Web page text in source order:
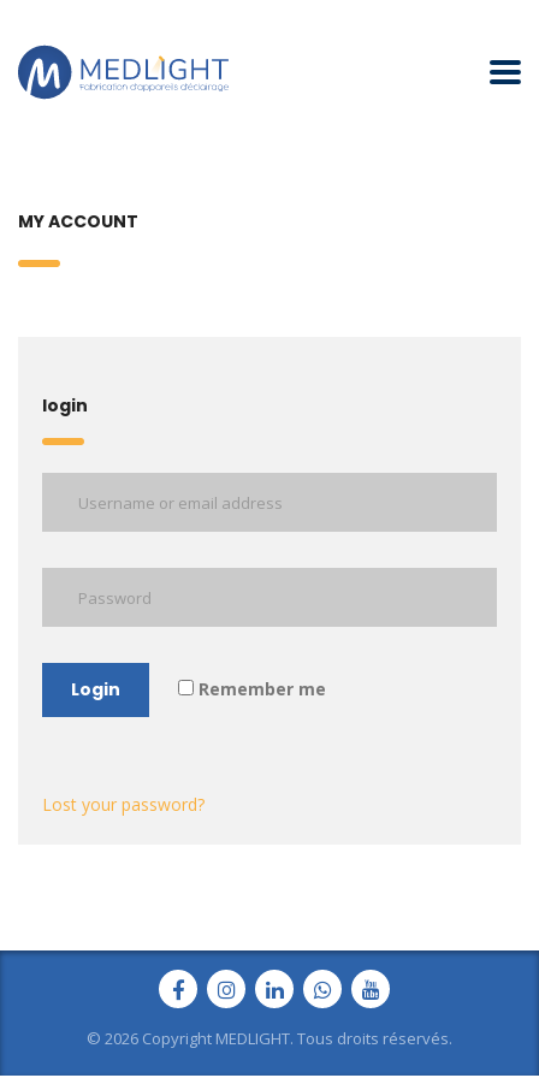
MY ACCOUNT
login
Login Remember me
Lost your password?
© 2026 Copyright MEDLIGHT. Tous droits réservés.